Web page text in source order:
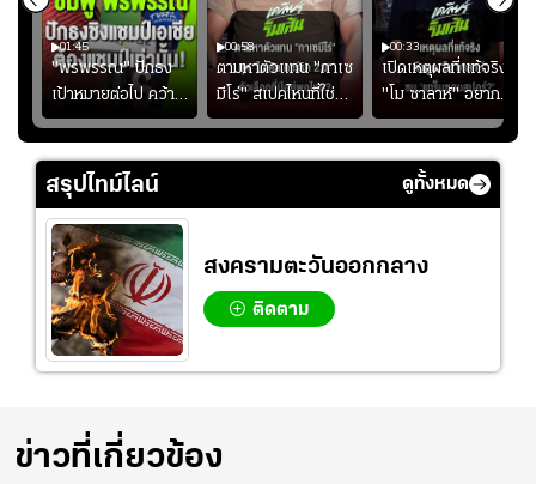
01:45
"พรพรรณ" ปักธง
เป้าหมายต่อไป คว้า
แชมป์ชิงแชมป์
เอเชีย เพื่อตั๋ว
โอลิมปิก
00:58
ตามหาตัวแทน "กาเซ
มีโร่" สเปคไหนที่ใช่
สำหรับแมนยูยุค
"คาร์ริค 2.0"?
00:33
เปิดเหตุผลที่แท้จริงที่
"โม ซาลาห์" อยาก
ย้ายซบ "แทร็บซอนส
ปอร์"
สรุปไทม์ไลน์ ดูทั้งหมด
สงครามตะวันออกกลาง
ติดตาม
ข่าวที่เกี่ยวข้อง